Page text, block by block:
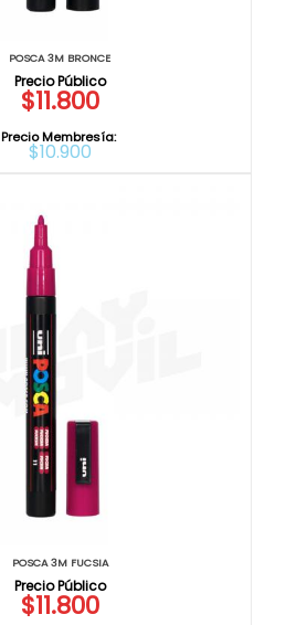
POSCA 3M BRONCE
$11.800
Precio Membresía:
$10.900
POSCA 3M FUCSIA
$11.800